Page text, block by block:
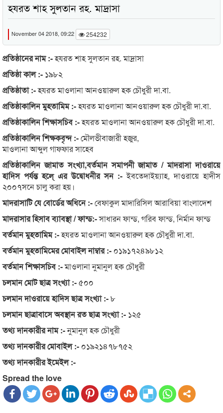
হযরত শাহ সুলতান রহ. মাদ্রাসা
November 04 2018, 09:22 254232
প্রতিষ্ঠানের নাম :-হযরত শাহ সুলতান রহ. মাদ্রাসা
প্রতিষ্ঠা কাল :- ১৯৮২
প্রতিষ্ঠাতা :-হযরত মাওলানা আনওয়ারুল হক চৌধুরী দা.বা.
প্রতিষ্ঠাকালিন মুহতামিম :-হযরত মাওলানা আনওয়ারুল হক চৌধুরী দা.বা.
প্রতিষ্ঠাকালিন শিক্ষাসচিব :-হযরত মাওলানা আনওয়ারুল হক চৌধুরী দা.বা.
প্রতিষ্ঠাকালিন শিক্ষকবৃন্দ :-মৌলভীবাজারী হজুর,
মাওলানা আব্দুল গাফফার সাহেব
প্রতিষ্ঠাকালিন জামাত সংখ্যা,বর্তমান সমাপনী জামাত / মাদরাসা দাওরায়ে
হাদিস পর্যন্ত হলে্ এর উদ্বোধনীর সন :-ইবতেদাইয়্যাহ, দাওরায়ে হাদীস
২০০৭সনে চালু করা হয়।
মাদরাসাটি যে বোর্ডের অধিনে :-বেফাকুল মাদারিসিল আরাবিয়া বাংলাদেশ
মাদরাসার হিসাব ব্যাবস্থা / ফান্ড:-সাধারন ফান্ড, গরিব ফান্ড, নির্মান ফান্ড
বর্তমান মুহতামিম :-হযরত মাওলানা আনওয়ারুল হক চৌধুরী দা.বা.
বর্তমান মুহতামিমের মোবাইল নাম্বার :- ০১৯১৭২৪৯৮১২
বর্তমান শিক্ষাসচিব :-মাওলানা নুমানুল হক চৌধুরী
চলমান মোট ছাত্র সংখ্যা :-৫০০
চলমান দাওরায়ে হাদিস ছাত্র সংখ্যা :-৮
চলমান ছাত্রাবাসে অবস্থান রত ছাত্র সংখ্যা :- ১২৫
তথ্য দানকারীর নাম :-নুমানুল হক চৌধুরী
তথ্য দানকারীর মোবাইল :- ০১৯২১৪৭৮৭৫২
তথ্য দানকারীর ইমেইল :-
Spread the love